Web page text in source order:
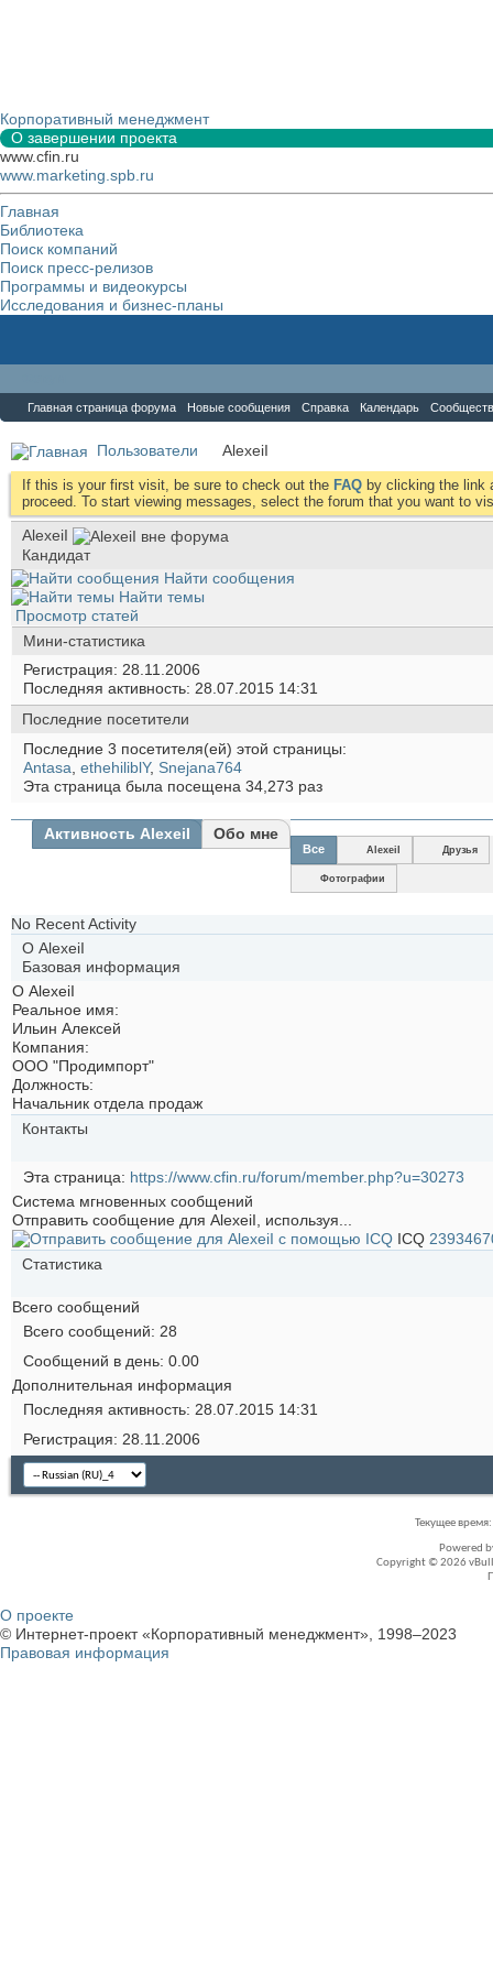
Корпоративный менеджмент
О завершении проекта
www.cfin.ru
www.marketing.spb.ru
Главная
Библиотека
Поиск компаний
Поиск пресс-релизов
Программы и видеокурсы
Исследования и бизнес-планы
Главная страница форума Новые сообщения Справка Календарь
Пользователи AlexeiI
If this is your first visit, be sure to check out the FAQ by clicking the link
proceed. To start viewing messages, select the forum that you want to
AlexeiI
Кандидат
Найти сообщения
Найти темы
Просмотр статей
Мини-статистика
Регистрация
28.11.2006
Последняя активность 28.07.2015 14:31
Последние посетители
Последние 3 посетителя(ей) этой страницы:
Antasa ethehiliblY, Snejana764
Эта страница была посещена 34,273 раз
Активность AlexeiI Обо мне
Все AlexeiI Друзья
Фотографии
No Recent Activity
О AlexeiI
Базовая информация
О AlexeiI
Реальное имя:
Ильин Алексей
Компания:
ООО "Продимпорт"
Должность:
Начальник отдела продаж
Контакты
Эта страница
https://www.cfin.ru/forum/member.php?u=30273
Система мгновенных сообщений
Отправить сообщение для AlexeiI, используя...
ICQ
Статистика
Всего сообщений
Всего сообщений
28
Сообщений в день 0.00
Дополнительная информация
Последняя активность 28.07.2015 14:31
Регистрация
28.11.2006
Текущее время:
Powered
Copyright © 2026
О проекте
© Интернет-проект «Корпоративный менеджмент», 1998–2023
Правовая информация